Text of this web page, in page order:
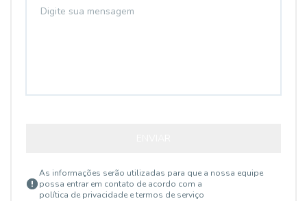
As informações serão utilizadas para que a nossa equipe
possa entrar em contato de acordo com a
política de privacidade e termos de serviço